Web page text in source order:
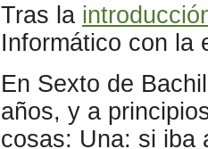
Tras la
Informático con la
En Sexto de
años, y a
cosas: Una: si iba